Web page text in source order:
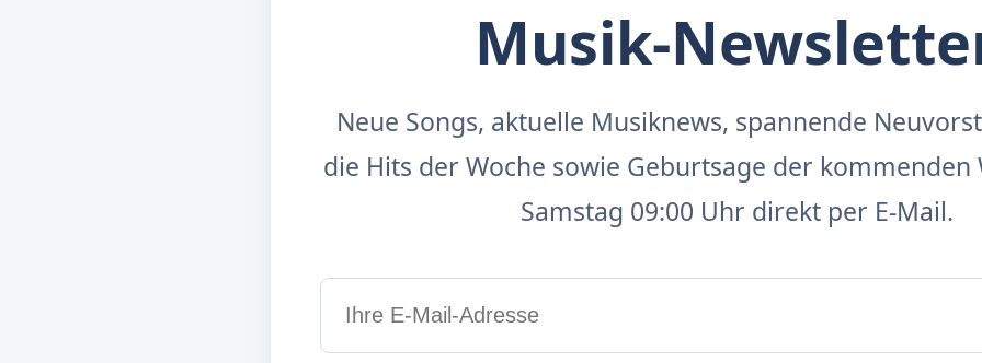
Musik-
Neue Songs, aktuelle Musiknews, spannende
die Hits der Woche sowie Geburtsage der kommenden
Samstag 09:00 Uhr direkt per E-Mail.